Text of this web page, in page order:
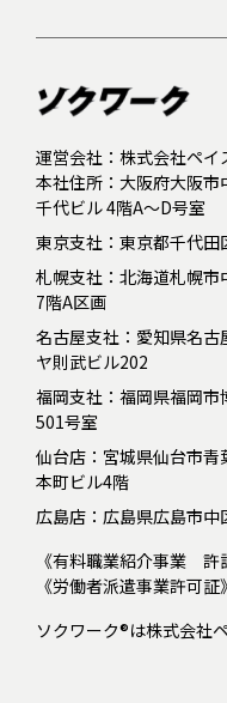
運営会社：株式会社ペイ
本社住所：大阪府大阪市
千代ビル 4階A～D号室
東京支社：東京都千代
札幌支社：北海道札幌市
7階A区画
名古屋支社：愛知県名
ヤ則武ビル202
福岡支社：福岡県福岡
501号室
仙台店：宮城県仙台市
本町ビル4階
広島店：広島県広島市
《有料職業紹介事業 許
《労働者派遣事業許可
ソクワーク®は株式会社